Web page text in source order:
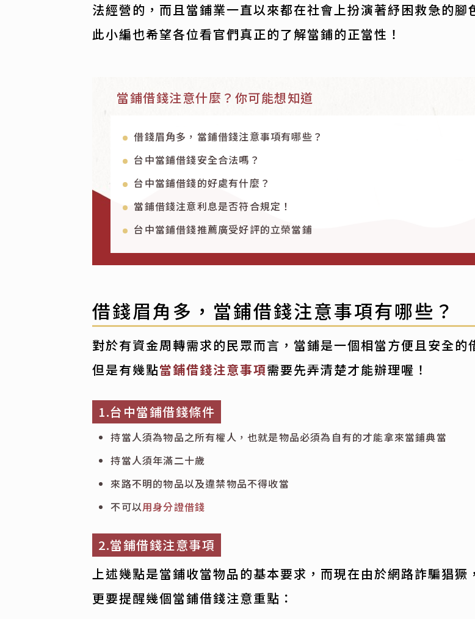
法經營的，而且當鋪業一直以來都在社會上扮演著紓困救急的腳
此小編也希望各位看官們真正的了解當鋪的正當性！
當鋪借錢注意什麼？你可能想知道
借錢眉角多，當鋪借錢注意事項有哪些？
台中當鋪借錢安全合法嗎？
台中當鋪借錢的好處有什麼？
當鋪借錢注意利息是否符合規定！
台中當鋪借錢推薦廣受好評的立榮當鋪
借錢眉角多，當鋪借錢注意事項有哪些？
對於有資金周轉需求的民眾而言，當鋪是一個相當方便且安全的
但是有幾點當鋪借錢注意事項需要先弄清楚才能辦理喔！
1.台中當鋪借錢條件
持當人須為物品之所有權人，也就是物品必須為自有的才能拿來當鋪典當
持當人須年滿二十歲
來路不明的物品以及違禁物品不得收當
不可以用身分證借錢
2.當鋪借錢注意事項
上述幾點是當鋪收當物品的基本要求，而現在由於網路詐騙猖獗
更要提醒幾個當鋪借錢注意重點：